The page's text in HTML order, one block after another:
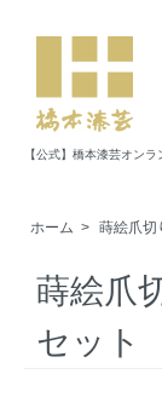
【公式】橋本漆芸オン
ホーム > 蒔絵爪切
蒔絵爪
セット